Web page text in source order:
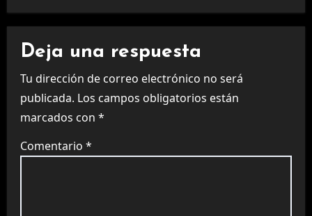
Deja una respuesta
Tu dirección de correo electrónico no será
publicada. Los campos obligatorios están
marcados con *
Comentario *